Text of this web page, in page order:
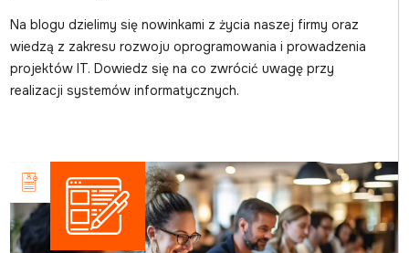
Na blogu dzielimy się nowinkami z życia naszej firmy oraz
wiedzą z zakresu rozwoju oprogramowania i prowadzenia
projektów IT. Dowiedz się na co zwrócić uwagę przy
realizacji systemów informatycznych.